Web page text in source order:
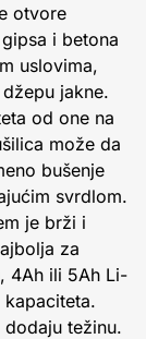
otvore
i betona
uslovima,
jakne.
od one na
može da
bušenje
svrdlom.
je brži i
za
4Ah ili 5Ah Li-
težinu.